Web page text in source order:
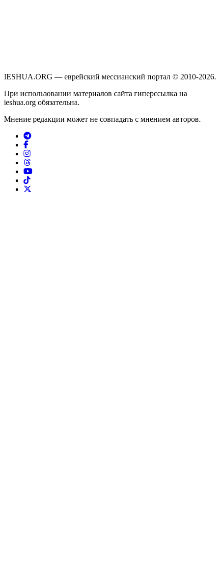
IESHUA.ORG — еврейский мессианский портал © 2010-2026.
При использовании материалов сайта гиперссылка на
ieshua.org обязательна.
Мнение редакции может не совпадать с мнением авторов.